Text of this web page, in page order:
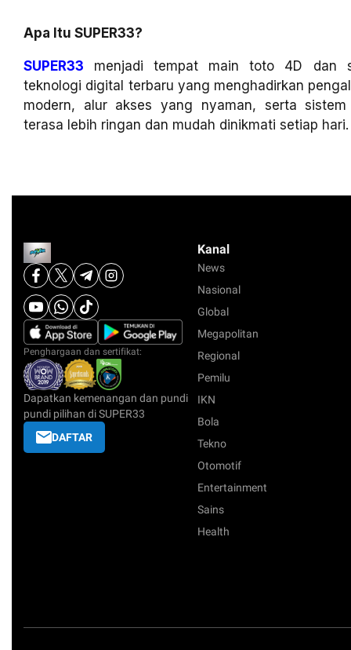
Apa Itu SUPER33?
SUPER33 menjadi tempat main toto 4D dan
teknologi digital terbaru yang menghadirkan
modern, alur akses yang nyaman, serta
terasa lebih ringan dan mudah dinikmati setiap hari.
Penghargaan dan sertifikat:
Dapatkan kemenangan dan pundi
pundi pilihan di SUPER33
DAFTAR
Kanal
News
Nasional
Global
Megapolitan
Regional
Pemilu
IKN
Bola
Tekno
Otomotif
Entertainment
Sains
Health